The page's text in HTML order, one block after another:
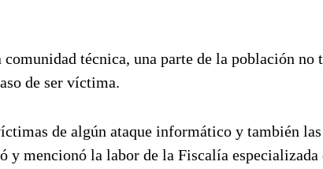
técnica, una parte de la población no
de ser víctima.
de algún ataque informático y también
y mencionó la labor de la Fiscalía